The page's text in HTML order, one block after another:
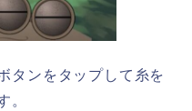
タンをタップして糸を
。